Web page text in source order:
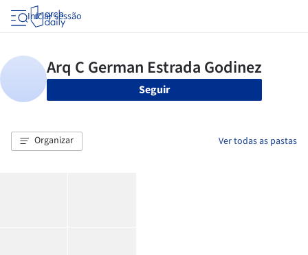
Iniciar sessão
Seguir
Organizar Ver todas as pastas